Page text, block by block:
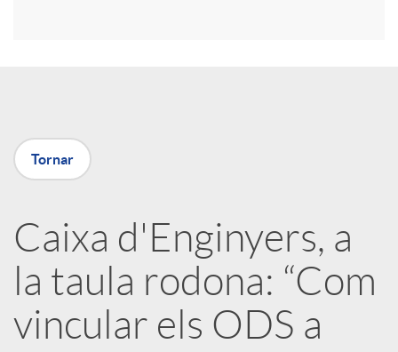
X
a
r
Tornar
Caixa d'Enginyers, a
la taula rodona: “Com
vincular els ODS a